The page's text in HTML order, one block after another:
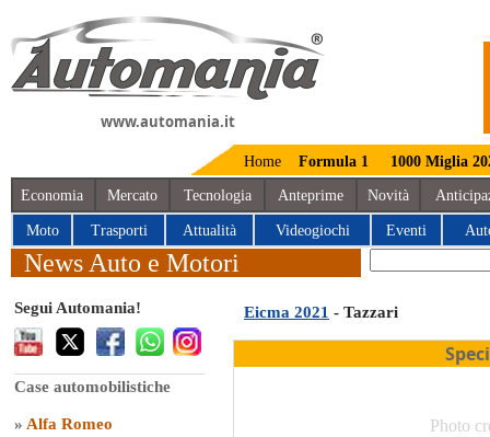
www.automania.it
Home Formula 1 1000 Miglia
Economia Mercato Tecnologia Anteprime Novità
Moto Trasporti Attualità Videogiochi Eventi
News Auto e Motori
Segui Automania!
Case automobilistiche
» Alfa Romeo
Eicma 2021 - Tazzari
Photo